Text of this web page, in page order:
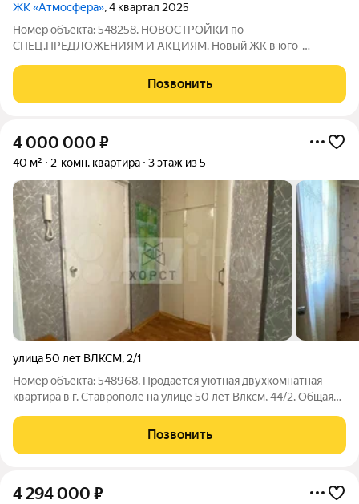
ЖК «Атмосфера», 4 квартал 2025
Номер объекта: 548258. HOВOCTPОЙКИ по
СПЕЦ.ПPЕДЛOЖЕНИЯM И АКЦИЯM. Новый ЖК в юго-
центров, с удобной транспортной доступностью. ЖК
находится на закрытой территории, что обеспечивает
Позвонить
4 000 000 ₽
40 м² 2-комн. квартира 3 этаж из 5
улица 50 лет ВЛКСМ, 2/1
Номер объекта: 548968. Продается уютная двухкомнатная
квартира в г. Ставрополе на улице 50 лет Влксм, 44/2. Общая
на 3 этаже 5-этажного панельного дома. Дом находится в
хорошем состоянии и
Позвонить
4 294 000 ₽